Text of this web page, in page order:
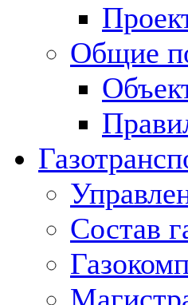
Общие
Состав